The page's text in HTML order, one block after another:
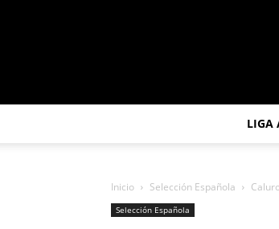
LIGA
Inicio Selección Española
Selección Española